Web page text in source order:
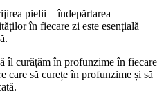
pielii – îndepărtarea
în fiecare zi este esențială
îl curățăm în profunzime în fiecare
care să curețe în profunzime și să